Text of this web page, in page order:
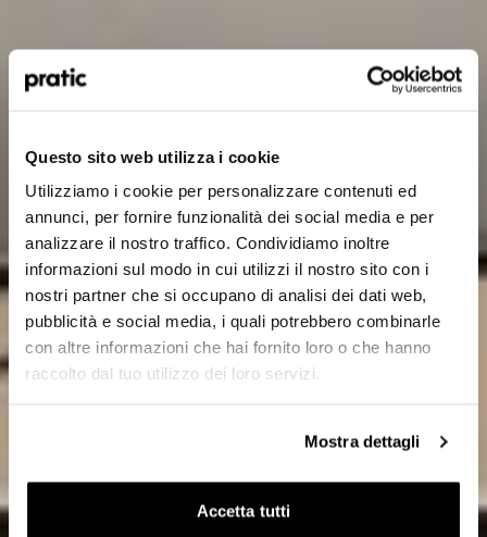
Questo sito web utilizza i cookie
Utilizziamo i cookie per personalizzare contenuti ed
annunci, per fornire funzionalità dei social media e per
analizzare il nostro traffico. Condividiamo inoltre
informazioni sul modo in cui utilizzi il nostro sito con i
nostri partner che si occupano di analisi dei dati web,
pubblicità e social media, i quali potrebbero combinarle
con altre informazioni che hai fornito loro o che hanno
raccolto dal tuo utilizzo dei loro servizi.
Mostra dettagli
Accetta tutti
HoReCa
Proyectista/Arquitecto
Privado
Distribuidor